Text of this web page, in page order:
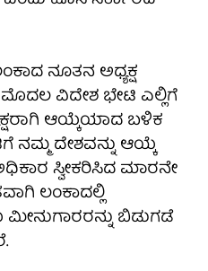
ನೂತನ ಅಧ್ಯಕ್ಷ
ವಿದೇಶ ಭೇಟಿ ಎಲ್ಲಿಗೆ
ಆಯ್ಕೆಯಾದ ಬಳಿಕ
ದೇಶವನ್ನು ಆಯ್ಕೆ
ಸ್ವೀಕರಿಸಿದ ಮಾರನೇ
ಲಂಕಾದಲ್ಲಿ
ಬಿಡುಗಡೆ